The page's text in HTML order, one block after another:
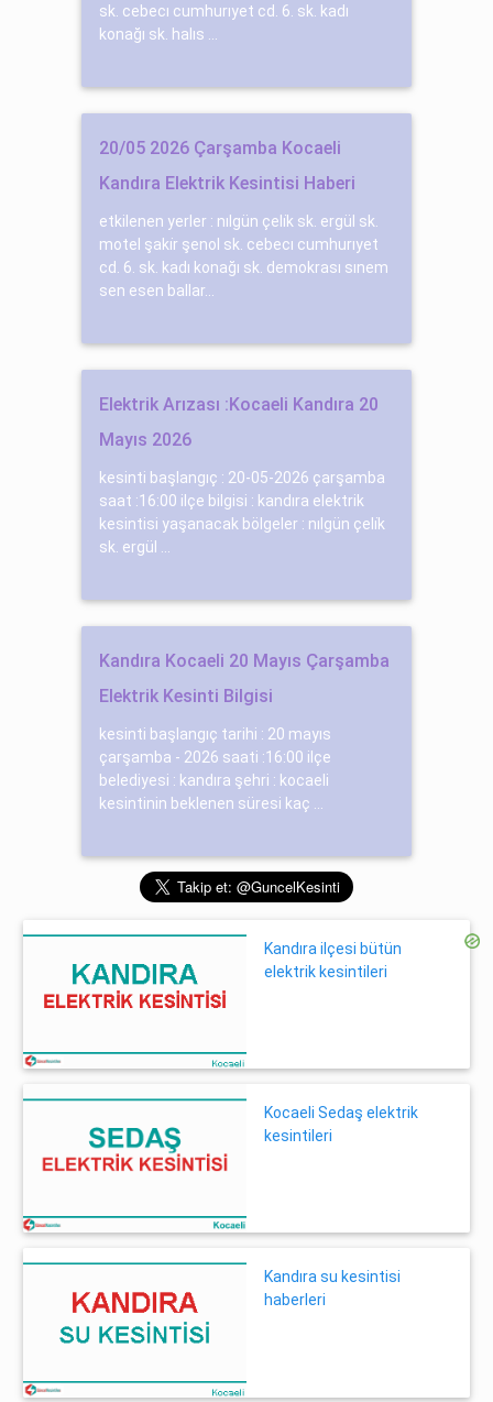
sk. cebecı cumhurıyet cd. 6. sk. kadı
konağı sk. halıs ...
20/05 2026 Çarşamba Kocaeli
Kandıra Elektrik Kesintisi Haberi
etkilenen yerler : nılgün çeli̇k sk. ergül sk.
motel şaki̇r şenol sk. cebecı cumhurıyet
cd. 6. sk. kadı konağı sk. demokrası sınem
sen esen ballar...
Elektrik Arızası :Kocaeli Kandıra 20
Mayıs 2026
kesinti başlangıç : 20-05-2026 çarşamba
saat :16:00 ilçe bilgisi : kandıra elektrik
kesintisi yaşanacak bölgeler : nılgün çeli̇k
sk. ergül ...
Kandıra Kocaeli 20 Mayıs Çarşamba
Elektrik Kesinti Bilgisi
kesinti başlangıç tarihi : 20 mayıs
çarşamba - 2026 saati :16:00 ilçe
belediyesi : kandıra şehri : kocaeli
kesintinin beklenen süresi kaç ...
Kandıra ilçesi bütün
elektrik kesintileri
Kocaeli Sedaş elektrik
kesintileri
Kandıra su kesintisi
haberleri